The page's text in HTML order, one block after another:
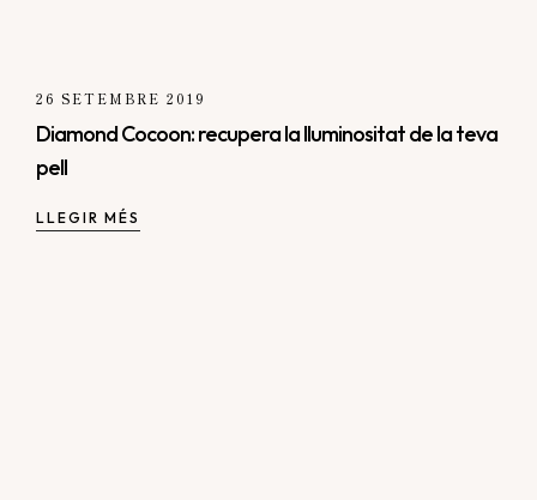
26 SETEMBRE 2019
Diamond Cocoon: recupera la lluminositat de la teva
pell
LLEGIR MÉS